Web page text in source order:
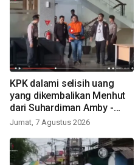
KPK dalami selisih uang
yang dikembalikan Menhut
dari Suhardiman Amby -
VIDEO
Jumat, 7 Agustus 2026